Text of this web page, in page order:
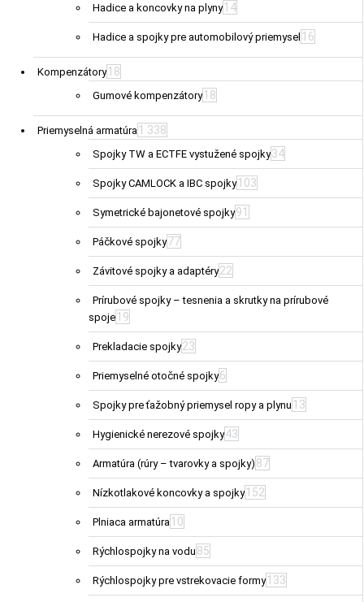
Hadice a koncovky na plyny 14
Hadice a spojky pre automobilový priemysel 16
Kompenzátory 18
Gumové kompenzátory 18
Priemyselná armatúra 1 338
Spojky TW a ECTFE vystužené spojky34
Spojky CAMLOCK a IBC spojky 103
Symetrické bajonetové spojky91
Páčkové spojky77
Závitové spojky a adaptéry22
Prírubové spojky – tesnenia a skrutky na prírubové
spoje 19
Prekladacie spojky23
Priemyselné otočné spojky6
Spojky pre ťažobný priemysel ropy a plynu 13
Hygienické nerezové spojky43
Armatúra (rúry – tvarovky a spojky) 87
Nízkotlakové koncovky a spojky 152
Plniaca armatúra 10
Rýchlospojky na vodu 85
Rýchlospojky pre vstrekovacie formy 133